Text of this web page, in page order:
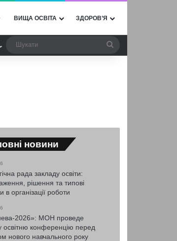
ВИЩА ОСВІТА ЗДОРОВ’Я
стаття
Switch skin
новини
рада закладу освіти:
рішення та типові
в організації роботи
2026»: МОН проведе
освітню конференцію перед
нового навчального року